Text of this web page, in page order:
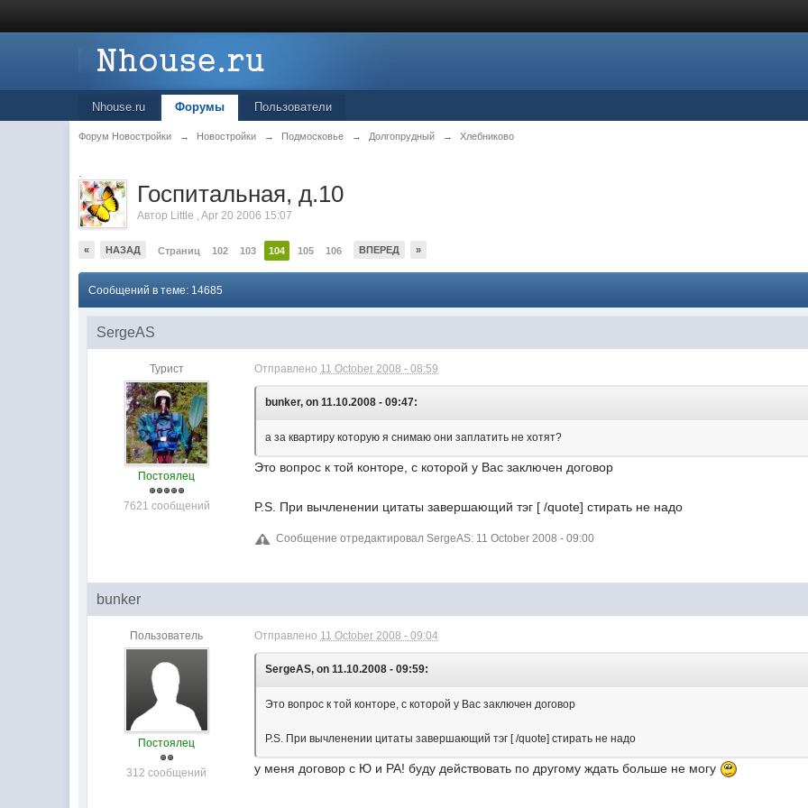
Nhouse.ru Форумы Пользователи
Форум Новостройки → Новостройки → Подмосковье → Долгопрудный → Хлебниково
.
Госпитальная, д.10
Автор Little ,Apr 20 2006 15:07
« НАЗАД Страниц 102 103 104 105 106 ВПЕРЕД »
Сообщений в теме: 14685
SergeAS
Турист
Постоялец
7621 сообщений
Отправлено 11 October 2008 - 08:59
bunker, on 11.10.2008 - 09:47:
а за квартиру которую я снимаю они заплатить не хотят?
Это вопрос к той конторе, с которой у Вас заключен договор
P.S. При вычленении цитаты завершающий тэг [ /quote] стирать не надо
Сообщение отредактировал SergeAS: 11 October 2008 - 09:00
bunker
Пользователь
Постоялец
312 сообщений
Отправлено 11 October 2008 - 09:04
SergeAS, on 11.10.2008 - 09:59:
Это вопрос к той конторе, с которой у Вас заключен договор
P.S. При вычленении цитаты завершающий тэг [ /quote] стирать не надо
у меня договор с Ю и РА! буду действовать по другому ждать больше не могу